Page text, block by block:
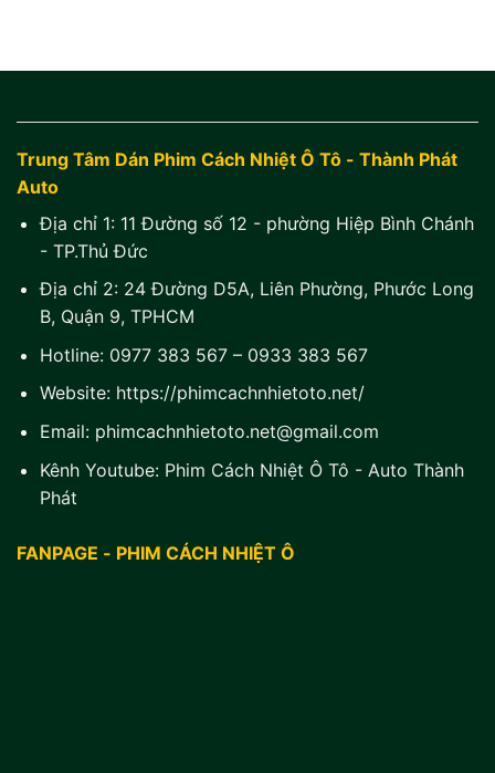
Trung Tâm Dán Phim Cách Nhiệt Ô Tô - Thành Phát
Auto
Địa chỉ 1: 11 Đường số 12 - phường Hiệp Bình Chánh
- TP.Thủ Đức
Địa chỉ 2: 24 Đường D5A, Liên Phường, Phước Long
B, Quận 9, TPHCM
Hotline: 0977 383 567– 0933 383 567
Website: https://phimcachnhietoto.net/
Email: phimcachnhietoto.net@gmail.com
Kênh Youtube: Phim Cách Nhiệt Ô Tô - Auto Thành
Phát
FANPAGE - PHIM CÁCH NHIỆT Ô